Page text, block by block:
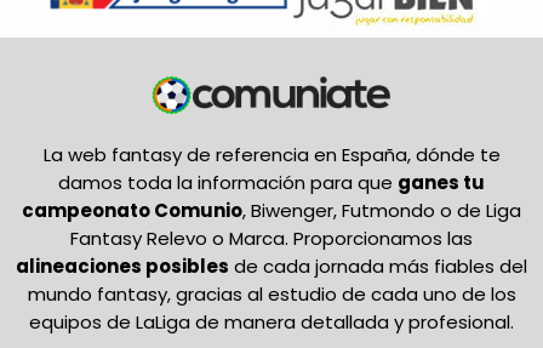
La web fantasy de referencia en España, dónde te
damos toda la información para que ganes tu
campeonato Comunio, Biwenger, Futmondo o de Liga
Fantasy Relevo o Marca. Proporcionamos las
alineaciones posibles de cada jornada más fiables del
mundo fantasy, gracias al estudio de cada uno de los
equipos de LaLiga de manera detallada y profesional.